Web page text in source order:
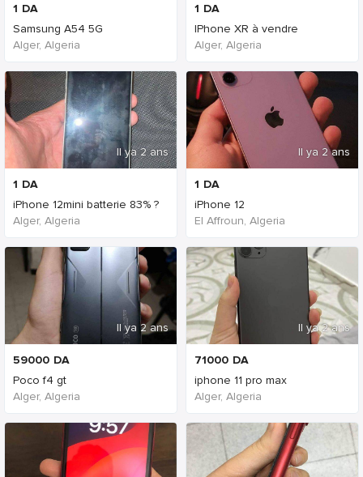
1 DA
Samsung A54 5G
Alger, Algeria
Il ya 2 ans
1 DA
iPhone 12mini batterie 83% ?
Alger, Algeria
Il ya 2 ans
59000 DA
Poco f4 gt
Alger, Algeria
1 DA
IPhone XR à vendre
Alger, Algeria
Il ya 2 ans
1 DA
iPhone 12
El Affroun, Algeria
Il ya 2 ans
71000 DA
iphone 11 pro max
Alger, Algeria